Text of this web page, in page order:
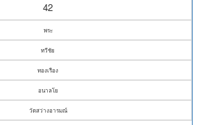
42
พระ
ทวีชัย
ทองเรือง
อนาลโย
วัดสว่างอารมณ์